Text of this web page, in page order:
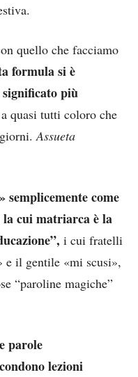
quello che facciamo
formula si è
più
a quasi tutti coloro che
Assueta
come
cui matriarca è la
i cui fratelli
e il gentile «mi scusi»,
“paroline magiche”
parole
lezioni